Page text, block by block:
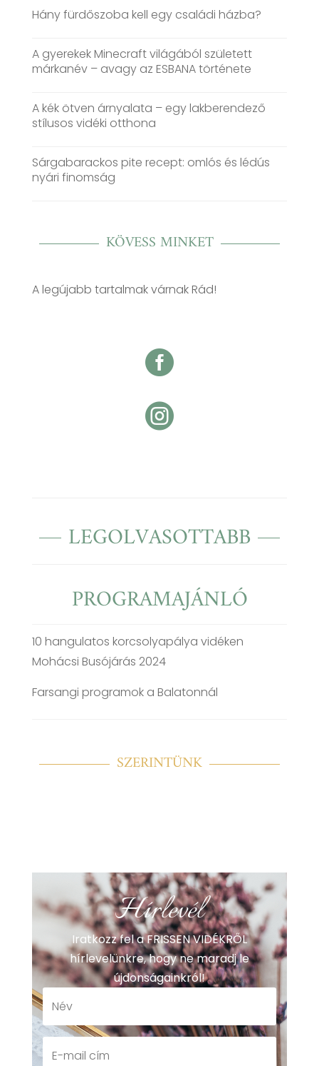
Hány fürdőszoba kell egy családi házba?
A gyerekek Minecraft világából született
márkanév – avagy az ESBANA története
A kék ötven árnyalata – egy lakberendező
stílusos vidéki otthona
Sárgabarackos pite recept: omlós és lédús
nyári finomság
KÖVESS MINKET
A legújabb tartalmak várnak Rád!


LEGOLVASOTTABB
PROGRAMAJÁNLÓ
10 hangulatos korcsolyapálya vidéken
Mohácsi Busójárás 2024
Farsangi programok a Balatonnál
SZERINTÜNK
Hírlevél
Iratkozz fel a FRISSEN VIDÉKRŐL
hírlevelünkre, hogy ne maradj le
újdonságainkról!